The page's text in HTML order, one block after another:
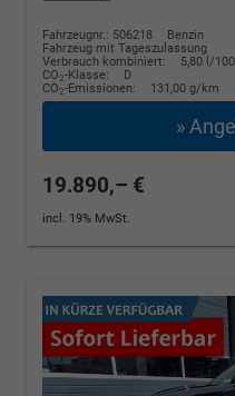
Fahrzeugnr.: 506218
Benzin
Fahrzeug mit Tageszulassung
Verbrauch kombiniert:
5,80 l/
CO2-Klasse:
D
CO2-Emissionen: 131,00 g/km
»
19.890,– €
incl. 19% MwSt.